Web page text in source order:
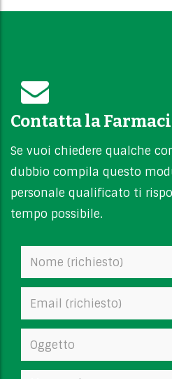
Contatta la
Se vuoi chiedere qualche
dubbio compila questo
personale qualificato ti
tempo possibile.